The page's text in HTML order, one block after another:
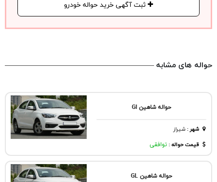
ثبت آگهی خرید حواله خودرو
حواله های مشابه
حواله شاهین Gl
شهر:شيراز
قیمت حواله : توافقی
حواله شاهین GL